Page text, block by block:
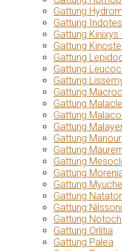
Gattung
Gattung
Gattung
Gattung
Gattung
Gattung
Gattung
Gattung
Gattung
Gattung
Gattung
Gattung
Gattung
Gattung
Gattung
Gattung
Gattung Natator
Gattung
Gattung
Gattung Orlitia
Gattung Palea